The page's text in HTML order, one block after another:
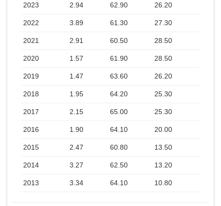
2023 2.94 62.90 26.20
2022 3.89 61.30 27.30
2021 2.91 60.50 28.50
2020 1.57 61.90 28.50
2019 1.47 63.60 26.20
2018 1.95 64.20 25.30
2017 2.15 65.00 25.30
2016 1.90 64.10 20.00
2015 2.47 60.80 13.50
2014 3.27 62.50 13.20
2013 3.34 64.10 10.80